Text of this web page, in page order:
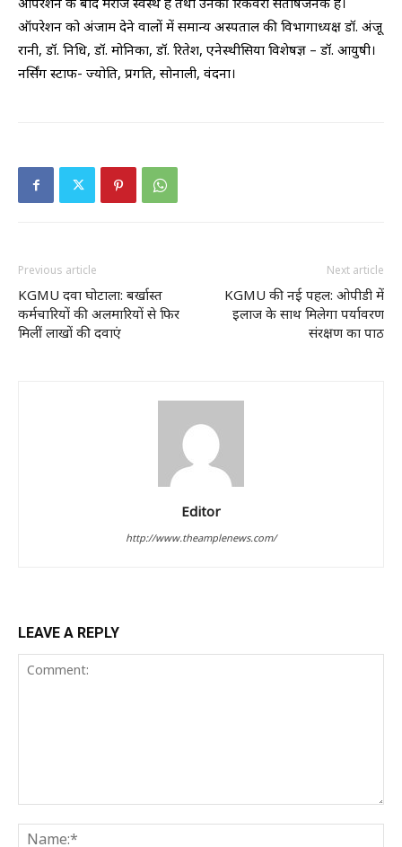
ऑपरेशन को अंजाम देने वालों में समान्य अस्पताल की विभागाध्यक्ष डॉ. अंजू
रानी, डॉ. निधि, डॉ. मोनिका, डॉ. रितेश, एनेस्थीसिया विशेषज्ञ – डॉ. आयुषी।
नर्सिंग स्टाफ- ज्योति, प्रगति, सोनाली, वंदना।
Previous article
KGMU दवा घोटाला: बर्खास्त
कर्मचारियों की अलमारियों से फिर
मिलीं लाखों की दवाएं
Next article
KGMU की नई पहल: ओपीडी में
इलाज के साथ मिलेगा पर्यावरण
संरक्षण का पाठ
Editor
http://www.theamplenews.com/
LEAVE A REPLY